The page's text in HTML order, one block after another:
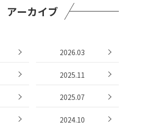
アーカイブ
2026.03
2025.11
2025.07
2024.10